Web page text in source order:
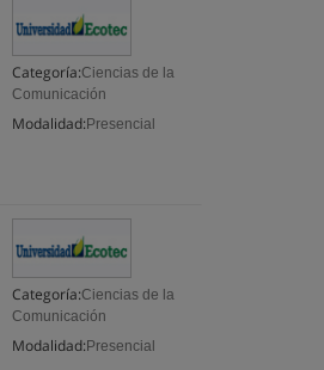
Categoría:Ciencias de la
Comunicación
Modalidad: Presencial
Categoría:Ciencias de la
Comunicación
Modalidad: Presencial